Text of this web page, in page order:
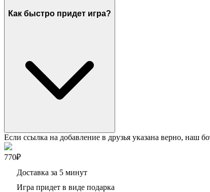
Как быстро придет игра?
Если ссылка на добавление в друзья указана верно, наш
770₽
Доставка за 5 минут
Игра придет в виде подарка